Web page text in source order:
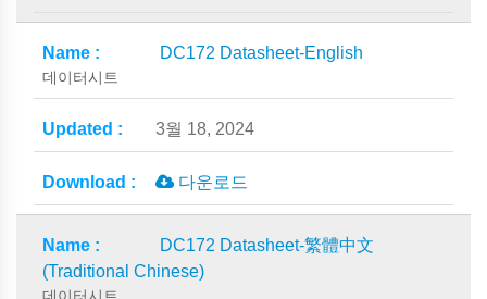
DC172 Datasheet-English
데이터시트
3월 18, 2024
다운로드
DC172 Datasheet-繁體中文
(Traditional Chinese)